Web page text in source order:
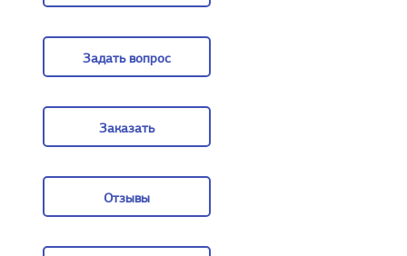
Задать вопрос
Заказать
Отзывы